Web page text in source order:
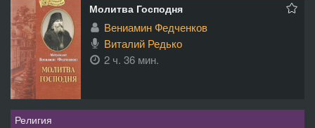
Молитва Господня
Вениамин Федченков
Виталий Редько
2 ч. 36 мин.
Религия